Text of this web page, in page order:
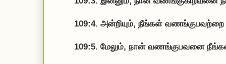
109:4. அன்றியும், நீங்கள்
109:5. மேலும், நான் வணங்குபவனை